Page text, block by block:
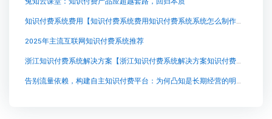
知识付费系统费用【知识付费系统费用知识付费系统系统怎么制作，知识付费系统搭建使用教程】
2025年主流互联网知识付费系统推荐
浙江知识付费系统解决方案【浙江知识付费系统解决方案知识付费系统系统怎么制作，知识付费系统搭建使用教程】
告别流量依赖，构建自主知识付费平台：为何凸知是长期经营的明智之选